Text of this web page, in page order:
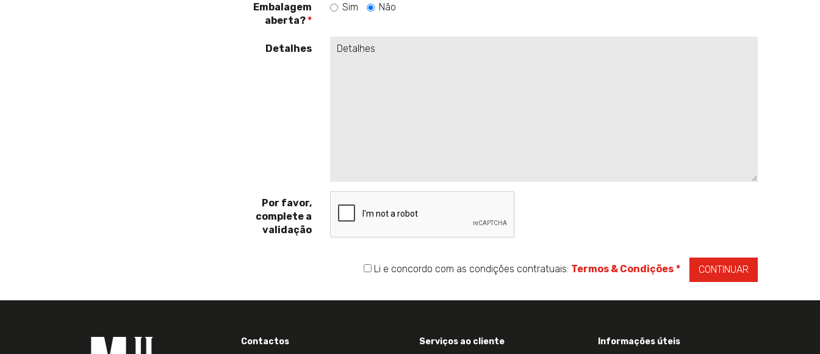
Embalagem
aberta?
Sim Não
Detalhes
Por favor,
complete a
validação
Li e concordo com as condições contratuais: Termos & Condições * CONTINUAR
Contactos Serviços ao cliente Informações úteis